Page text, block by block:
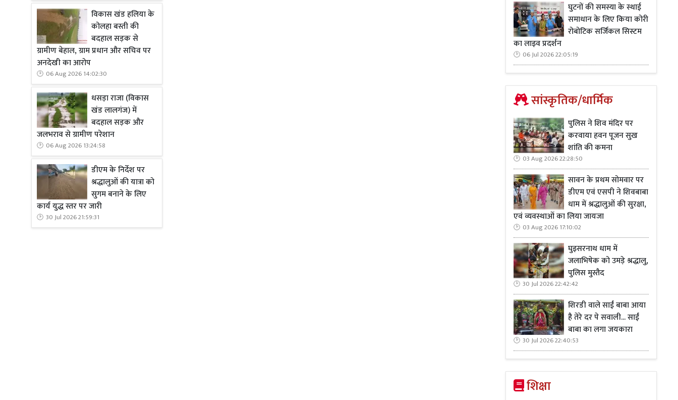
विकास खंड हलिया के
कोलहा बस्ती की
बदहाल सड़क से
ग्रामीण बेहाल, ग्राम प्रधान और सचिव पर
अनदेखी का आरोप
06 Aug 2026 14:02:30
धसड़ा राजा (विकास
खंड लालगंज) में
बदहाल सड़क और
जलभराव से ग्रामीण परेशान
06 Aug 2026 13:24:58
डीएम के निर्देश पर
श्रद्धालुओं की यात्रा को
सुगम बनाने के लिए
कार्य युद्ध स्तर पर जारी
30 Jul 2026 21:59:31
घुटनों की समस्या के स्थाई
समाधान के लिए किया कोरी
रोबोटिक सर्जिकल सिस्टम
का लाइव प्रदर्शन
06 Jul 2026 22:05:19
सांस्कृतिक/धार्मिक
पुलिस ने शिव मंदिर पर
करवाया हवन पूजन सुख
शांति की कमना
03 Aug 2026 22:28:50
सावन के प्रथम सोमवार पर
डीएम एवं एसपी ने शिवबाबा
धाम में श्रद्धालुओं की सुरक्षा,
एवं व्यवस्थाओं का लिया जायजा
03 Aug 2026 17:10:02
घुइसरनाथ धाम में
जलाभिषेक को उमड़े श्रद्धालु,
पुलिस मुस्तैद
30 Jul 2026 22:42:42
शिरडी वाले साईं बाबा आया
है तेरे दर पे सवाली... साईं
बाबा का लगा जयकारा
30 Jul 2026 22:40:53
शिक्षा